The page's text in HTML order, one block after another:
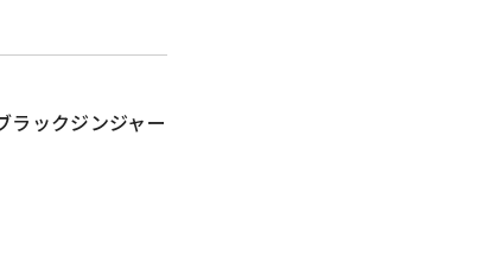
ラックジンジャー